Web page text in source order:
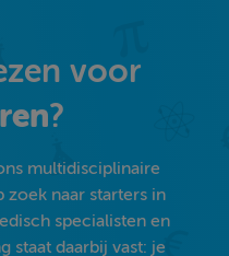
voor
?
multidisciplinaire
zoek naar starters in
specialisten en
staat daarbij vast: je